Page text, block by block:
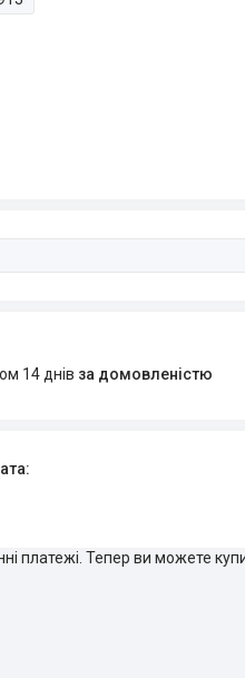
14 днів за домовленістю
платежі. Тепер ви можете